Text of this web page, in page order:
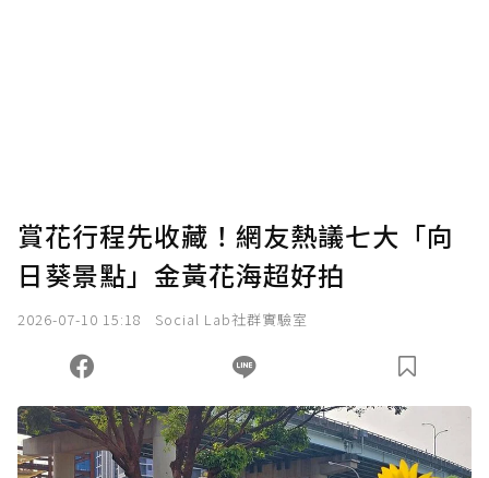
賞花行程先收藏！網友熱議七大「向
日葵景點」金黃花海超好拍
2026-07-10 15:18 Social Lab社群實驗室